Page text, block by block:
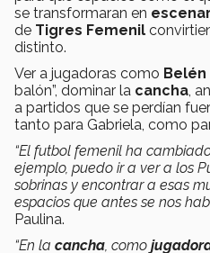
se transformaran en
de Tigres Femenil
distinto.
Ver a jugadoras como Belén
balón”, dominar la cancha ,
a partidos que se perdían
tanto para Gabriela, como
“El futbol femenil ha
ejemplo, puedo ir a ver a los
sobrinas y encontrar a esas
espacios que antes se nos
Paulina.
“En la cancha , como